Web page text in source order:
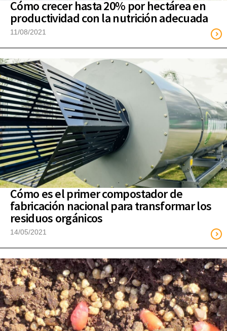
Cómo crecer hasta 20% por hectárea en
productividad con la nutrición adecuada
11/08/2021
Cómo es el primer compostador de
fabricación nacional para transformar los
residuos orgánicos
14/05/2021